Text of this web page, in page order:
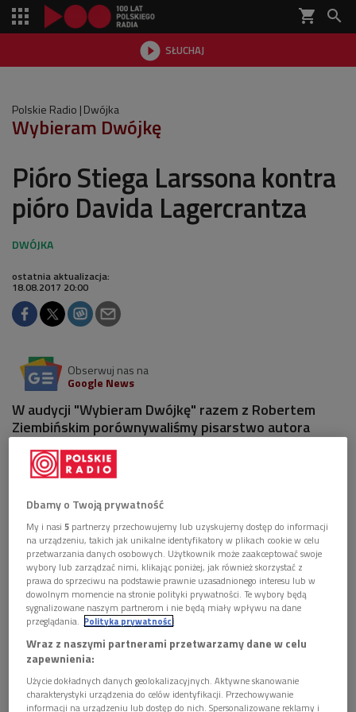
shopping_cart 
 SŁUCHAJ

Polskie Radio Dwójka
Wybieram Dwójkę
Pióro Stiega Larssona kontra
pióro Davida Lagercrantza
ostatnia aktualizacja:
18.08.2017 20:00
Obserwuj nas na
Google News
W audycji "Wybieram Dwójkę" razem z Robertem
Ziembińskim porównywaliśmy pisarstwo autora
trylogii "Millennium" ze stylem kontynuatora tej
opowieści.
AUDIO 5 plików
 10'15 
Pióro Stiega Larssona kontra pióro Davida
Lagercrantza (Wybieram Dwójkę)
 11'00
Rozmowa o wystawie "Ekologia w mieście" we
Wrocławiu (Wybieram Dwójkę)
 05'56 
Dbamy o Twoją prywatność
My i nasi5 partnerzy przechowujemy lub uzyskujemy dostęp do informacji
na urządzeniu, takich jak unikalne identyfikatory w plikach cookie w celu
przetwarzania danych osobowych. Użytkownik może zaakceptować swoje
wybory lub zarządzać nimi, klikając poniżej, jak również skorzystać z
prawa do sprzeciwu na podstawie prawnie uzasadnionego interesu lub w
dowolnym momencie na stronie polityki prywatności. Te wybory będą
sygnalizowane naszym partnerom i nie będą miały wpływu na dane
przeglądania. Polityka prywatności
Wraz z naszymi partnerami przetwarzamy dane w celu
zapewnienia:
Użycie dokładnych danych geolokalizacyjnych. Aktywne skanowanie
charakterystyki urządzenia do celów identyfikacji. Przechowywanie
informacji na urządzeniu lub dostęp do nich. Spersonalizowane reklamy i